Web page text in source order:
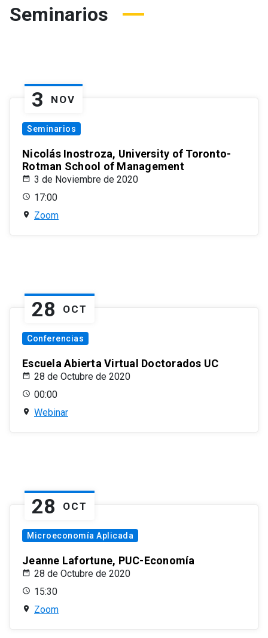
Seminarios
3 NOV
Seminarios
Nicolás Inostroza, University of Toronto-
Rotman School of Management
3 de Noviembre de 2020
17:00
Zoom
28 OCT
Conferencias
Escuela Abierta Virtual Doctorados UC
28 de Octubre de 2020
00:00
Webinar
28 OCT
Microeconomía Aplicada
Jeanne Lafortune, PUC-Economía
28 de Octubre de 2020
15:30
Zoom